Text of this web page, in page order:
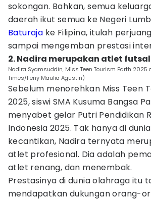
sokongan. Bahkan, semua
daerah ikut semua ke Negeri
Baturaja ke Filipina, itulah
sampai mengemban prestasi
2. Nadira merupakan atlet
Nadira Syamsuddin, Miss Teen Tourism Earth 2025
Times/Feny Maulia Agustin)
Sebelum menorehkan Miss Teen
2025, siswi SMA Kusuma Bangsa
menyabet gelar Putri Pendidikan
Indonesia 2025. Tak hanya di
kecantikan, Nadira ternyata
atlet profesional. Dia adalah
atlet renang, dan menembak.
Prestasinya di dunia olahraga itu
mendapatkan dukungan orang-